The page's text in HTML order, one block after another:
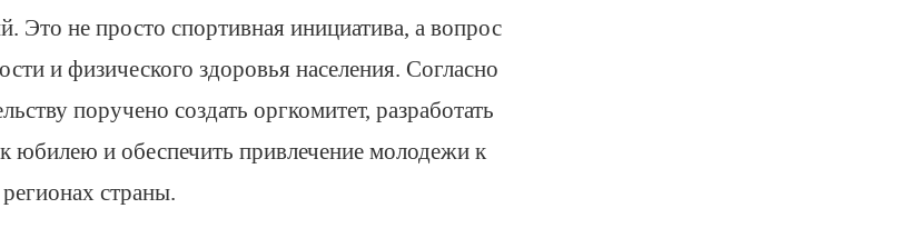
Это не просто спортивная инициатива, а вопрос
и физического здоровья населения. Согласно
поручено создать оргкомитет, разработать
юбилею и обеспечить привлечение молодежи к
страны.